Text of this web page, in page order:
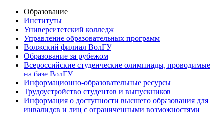
Образование
Институты
Университетский колледж
Управление образовательных программ
Волжский филиал ВолГУ
Образование за рубежом
Всероссийские студенческие олимпиады, проводимые
на базе ВолГУ
Информационно-образовательные ресурсы
Трудоустройство студентов и выпускников
Информация о доступности высшего образования для
инвалидов и лиц с ограниченными возможностями